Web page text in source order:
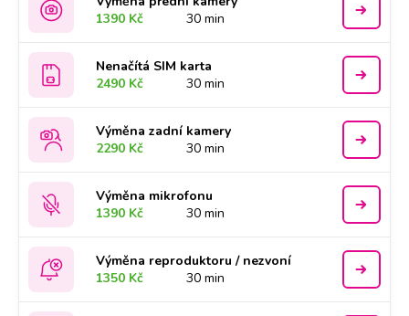
1390 Kč
30 min
Nenačítá SIM karta
2490 Kč
30 min
Výměna zadní kamery
2290 Kč
30 min
Výměna mikrofonu
1390 Kč
30 min
Výměna reproduktoru / nezvoní
1350 Kč
30 min